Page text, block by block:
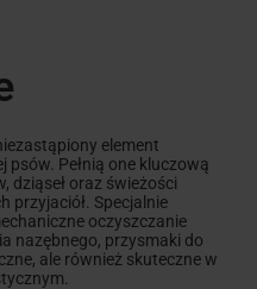
element
psów. Pełnią one kluczową
dziąseł oraz świeżości
przyjaciół. Specjalnie
oczyszczanie
nazębnego, przysmaki do
ale również skuteczne w